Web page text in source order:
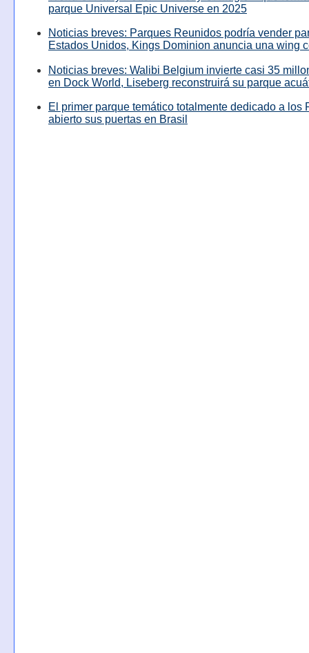
parque Universal Epic Universe en 2025
Noticias breves: Parques Reunidos podría vender
Estados Unidos, Kings Dominion anuncia una wing
Noticias breves: Walibi Belgium invierte casi 35
en Dock World, Liseberg reconstruirá su parque
El primer parque temático totalmente dedicado a los
abierto sus puertas en Brasil